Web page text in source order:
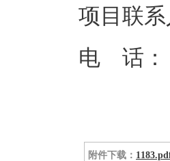
项目联
电 话
附件下载：